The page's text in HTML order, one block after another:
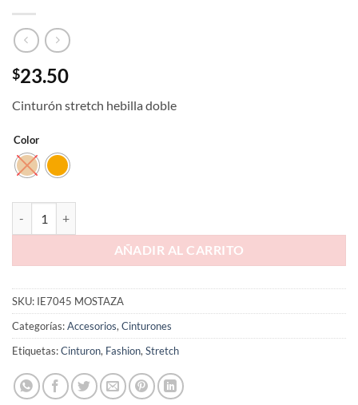
$23.50
Cinturón stretch hebilla doble
Color
AÑADIR AL CARRITO
SKU: IE7045 MOSTAZA
Categorías:Accesorios,Cinturones
Etiquetas:Cinturon, Fashion,Stretch